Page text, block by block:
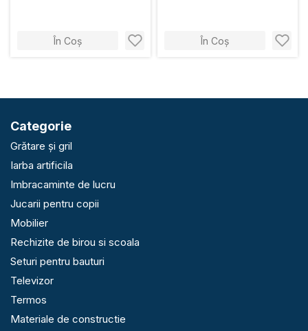
În Coș În Coș
Categorie
Grătare și gril
Iarba artificila
Imbracaminte de lucru
Jucarii pentru copii
Mobilier
Rechizite de birou si scoala
Seturi pentru bauturi
Televizor
Termos
Materiale de constructie